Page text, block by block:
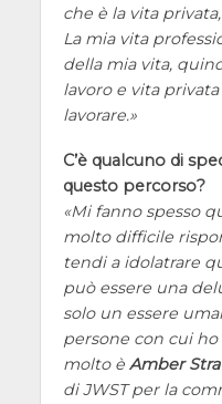
che è la vita
La mia vita
della mia vita,
lavoro e vita
lavorare.
C’è qualcuno di
questo percorso?
Mi fanno spesso
molto difficile
tendi a idolatrare
può essere una
solo un essere
persone con cui
molto è Amber
di JWST per la